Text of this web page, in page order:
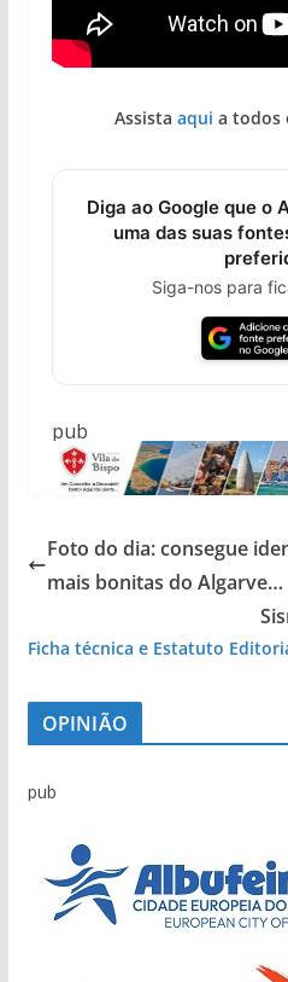
Assista aqui a todos
Diga ao Google que o
uma das suas
Siga-nos para
pub
Foto do dia: consegue
mais bonitas do Algarve…
Ficha técnica e Estatuto
OPINIÃO
pub